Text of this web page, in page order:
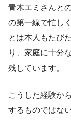
青木エミさんと
の第一線で忙し
とは本人もたび
り、家庭に十分
残しています。
こうした経験か
するものではな